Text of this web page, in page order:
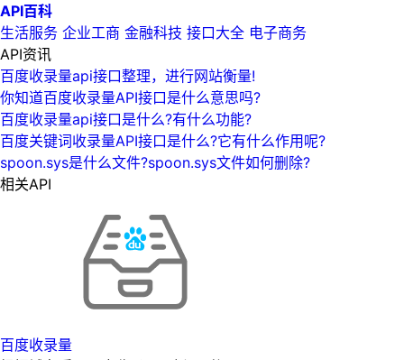
API百科
生活服务 企业工商 金融科技 接口大全 电子商务
API资讯
百度收录量api接口整理，进行网站衡量!
你知道百度收录量API接口是什么意思吗?
百度收录量api接口是什么?有什么功能?
百度关键词收录量API接口是什么?它有什么作用呢?
spoon.sys是什么文件?spoon.sys文件如何删除?
相关API
百度收录量